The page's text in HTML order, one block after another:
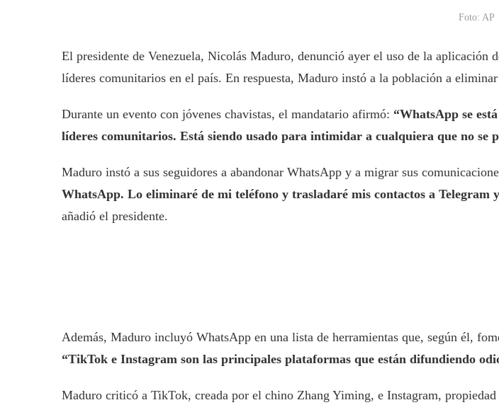
Foto: AP
El presidente de Venezuela, Nicolás Maduro, denunció ayer el uso de la aplicación
líderes comunitarios en el país. En respuesta, Maduro instó a la población a
Durante un evento con jóvenes chavistas, el mandatario afirmó: “WhatsApp se
líderes comunitarios. Está siendo usado para intimidar a cualquiera que no se
Maduro instó a sus seguidores a abandonar WhatsApp y a migrar sus
WhatsApp. Lo eliminaré de mi teléfono y trasladaré mis contactos a Telegram
añadió el presidente.
Además, Maduro incluyó WhatsApp en una lista de herramientas que, según él,
“TikTok e Instagram son las principales plataformas que están difundiendo
Maduro criticó a TikTok, creada por el chino Zhang Yiming, e Instagram,